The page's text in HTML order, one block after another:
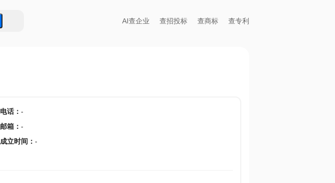
AI查企业 查招投标 查商标 查专利
电话： -
邮箱 ： -
成立时间 ： -